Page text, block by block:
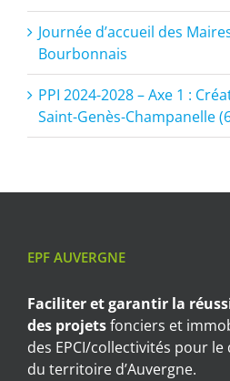
Journée d’accueil des
Bourbonnais
PPI 2024-2028 – Axe 1 :
Saint-Genès-Champanelle
EPF AUVERGNE
Faciliter et garantir la
des projetsfonciers et
des EPCI/collectivités pour
du territoire d’Auvergne.